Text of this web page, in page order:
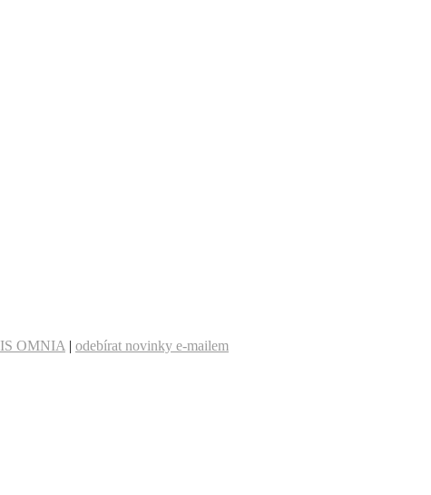
IS OMNIA | odebírat novinky e-mailem